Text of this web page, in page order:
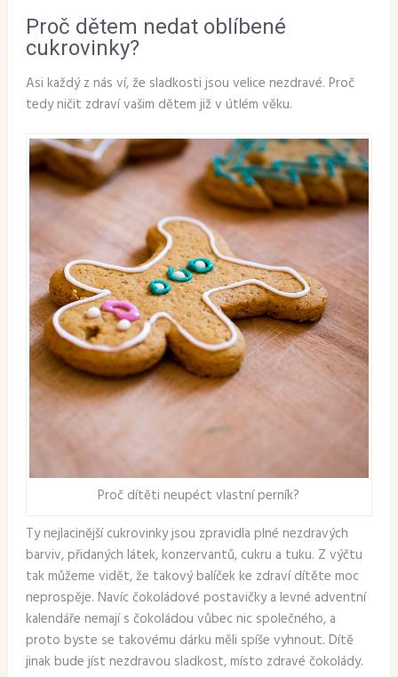
Proč dětem nedat oblíbené
cukrovinky?
Asi každý z nás ví, že sladkosti jsou velice nezdravé. Proč
tedy ničit zdraví vašim dětem již v útlém věku.
Proč dítěti neupéct vlastní perník?
Ty nejlacinější cukrovinky jsou zpravidla plné nezdravých
barviv, přidaných látek, konzervantů, cukru a tuku. Z výčtu
tak můžeme vidět, že takový balíček ke zdraví dítěte moc
neprospěje. Navíc čokoládové postavičky a levné adventní
kalendáře nemají s čokoládou vůbec nic společného, a
proto byste se takovému dárku měli spíše vyhnout. Dítě
jinak bude jíst nezdravou sladkost, místo zdravé čokolády.